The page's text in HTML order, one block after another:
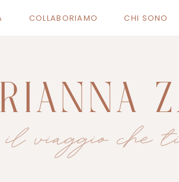
COLLABORIAMO CHI SONO